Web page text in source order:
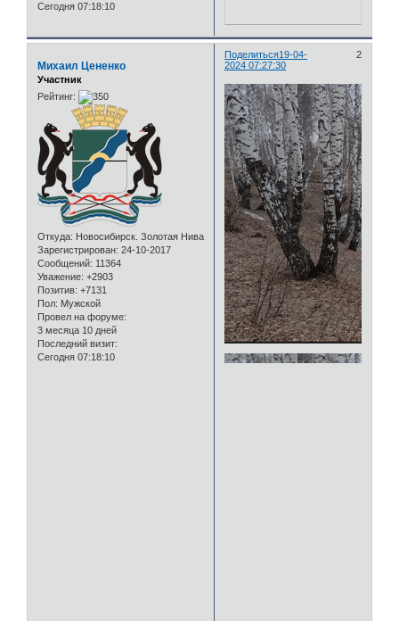
Сегодня 07:18:10
Поделиться 2
19-04-
2024 07:27:30
Михаил Цененко
Участник
Рейтинг:
Откуда: Новосибирск. Золотая Нива
Зарегистрирован: 24-10-2017
Сообщений: 11364
Уважение: +2903
Позитив: +7131
Пол: Мужской
Провел на форуме:
3 месяца 10 дней
Последний визит:
Сегодня 07:18:10